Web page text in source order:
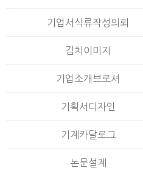
기업서식류작성의뢰
김치이미지
기업소개브로셔
기획서디자인
기계카달로그
논문설계